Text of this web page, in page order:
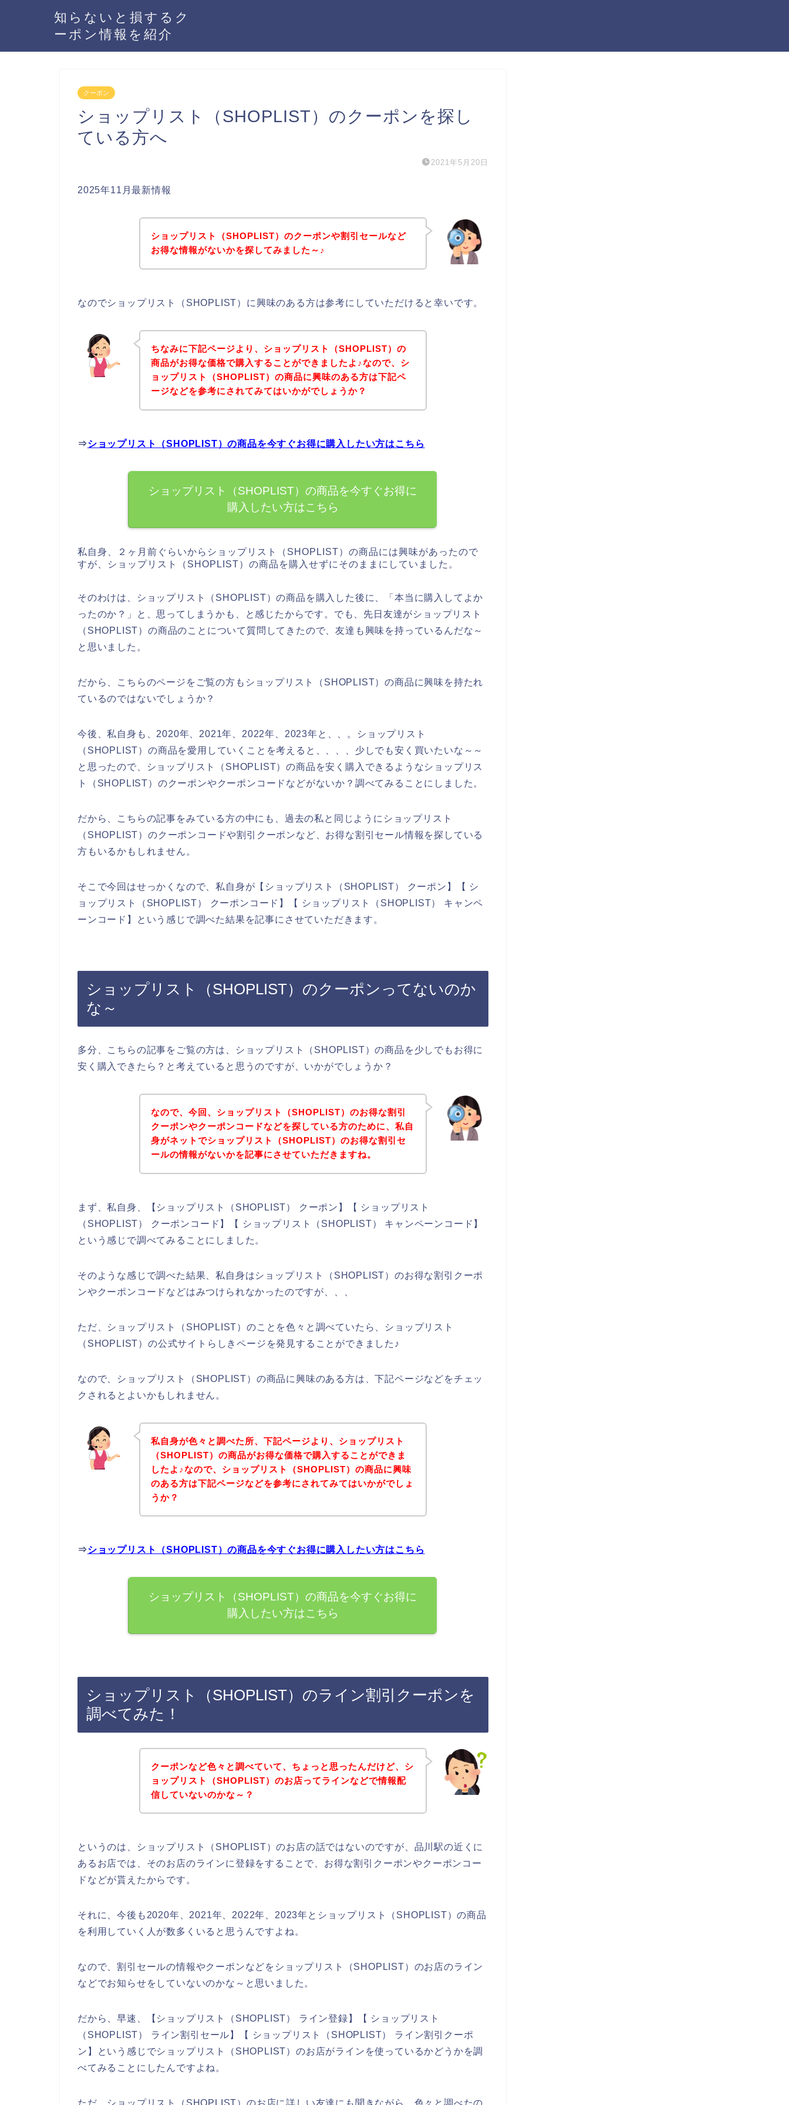
知らないと損するク
ーポン情報を紹介
クーポン
ショップリスト（SHOPLIST）のクーポンを探し
ている方へ
2021年5月20日
2025年11月最新情報
ショップリスト（SHOPLIST）のクーポンや割引セールなど
お得な情報がないかを探してみました～♪
なのでショップリスト（SHOPLIST）に興味のある方は参考にしていただけると幸いです。
ちなみに下記ページより、ショップリスト（SHOPLIST）の
商品がお得な価格で購入することができましたよ♪なので、シ
ョップリスト（SHOPLIST）の商品に興味のある方は下記ペ
ージなどを参考にされてみてはいかがでしょうか？
⇒ショップリスト（SHOPLIST）の商品を今すぐお得に購入したい方はこちら
ショップリスト（SHOPLIST）の商品を今すぐお得に
購入したい方はこちら
私自身、２ヶ月前ぐらいからショップリスト（SHOPLIST）の商品には興味があったので
すが、ショップリスト（SHOPLIST）の商品を購入せずにそのままにしていました。
そのわけは、ショップリスト（SHOPLIST）の商品を購入した後に、「本当に購入してよか
ったのか？」と、思ってしまうかも、と感じたからです。でも、先日友達がショップリスト
（SHOPLIST）の商品のことについて質問してきたので、友達も興味を持っているんだな～
と思いました。
だから、こちらのページをご覧の方もショップリスト（SHOPLIST）の商品に興味を持たれ
ているのではないでしょうか？
今後、私自身も、2020年、2021年、2022年、2023年と、、。ショップリスト
（SHOPLIST）の商品を愛用していくことを考えると、、、、少しでも安く買いたいな～～
と思ったので、ショップリスト（SHOPLIST）の商品を安く購入できるようなショップリス
ト（SHOPLIST）のクーポンやクーポンコードなどがないか？調べてみることにしました。
だから、こちらの記事をみている方の中にも、過去の私と同じようにショップリスト
（SHOPLIST）のクーポンコードや割引クーポンなど、お得な割引セール情報を探している
方もいるかもしれません。
そこで今回はせっかくなので、私自身が【ショップリスト（SHOPLIST） クーポン】【 シ
ョップリスト（SHOPLIST） クーポンコード】【 ショップリスト（SHOPLIST） キャンペ
ーンコード】という感じで調べた結果を記事にさせていただきます。
ショップリスト（SHOPLIST）のクーポンってないのか
な～
多分、こちらの記事をご覧の方は、ショップリスト（SHOPLIST）の商品を少しでもお得に
安く購入できたら？と考えていると思うのですが、いかがでしょうか？
なので、今回、ショップリスト（SHOPLIST）のお得な割引
クーポンやクーポンコードなどを探している方のために、私自
身がネットでショップリスト（SHOPLIST）のお得な割引セ
ールの情報がないかを記事にさせていただきますね。
まず、私自身、【ショップリスト（SHOPLIST） クーポン】【 ショップリスト
（SHOPLIST） クーポンコード】【 ショップリスト（SHOPLIST） キャンペーンコード】
という感じで調べてみることにしました。
そのような感じで調べた結果、私自身はショップリスト（SHOPLIST）のお得な割引クーポ
ンやクーポンコードなどはみつけられなかったのですが、、、
ただ、ショップリスト（SHOPLIST）のことを色々と調べていたら、ショップリスト
（SHOPLIST）の公式サイトらしきページを発見することができました♪
なので、ショップリスト（SHOPLIST）の商品に興味のある方は、下記ページなどをチェッ
クされるとよいかもしれません。
私自身が色々と調べた所、下記ページより、ショップリスト
（SHOPLIST）の商品がお得な価格で購入することができま
したよ♪なので、ショップリスト（SHOPLIST）の商品に興味
のある方は下記ページなどを参考にされてみてはいかがでしょ
うか？
⇒ショップリスト（SHOPLIST）の商品を今すぐお得に購入したい方はこちら
ショップリスト（SHOPLIST）の商品を今すぐお得に
購入したい方はこちら
ショップリスト（SHOPLIST）のライン割引クーポンを
調べてみた！
クーポンなど色々と調べていて、ちょっと思ったんだけど、シ
ョップリスト（SHOPLIST）のお店ってラインなどで情報配
信していないのかな～？
というのは、ショップリスト（SHOPLIST）のお店の話ではないのですが、品川駅の近くに
あるお店では、そのお店のラインに登録をすることで、お得な割引クーポンやクーポンコー
ドなどが貰えたからです。
それに、今後も2020年、2021年、2022年、2023年とショップリスト（SHOPLIST）の商品
を利用していく人が数多くいると思うんですよね。
なので、割引セールの情報やクーポンなどをショップリスト（SHOPLIST）のお店のライン
などでお知らせをしていないのかな～と思いました。
だから、早速、【ショップリスト（SHOPLIST） ライン登録】【 ショップリスト
（SHOPLIST） ライン割引セール】【 ショップリスト（SHOPLIST） ライン割引クーポ
ン】という感じでショップリスト（SHOPLIST）のお店がラインを使っているかどうかを調
べてみることにしたんですよね。